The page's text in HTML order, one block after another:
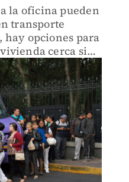
la oficina pueden
transporte
hay opciones para
cerca sin